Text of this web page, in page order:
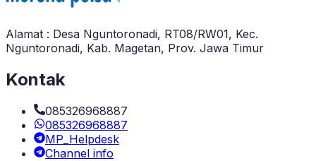
Alamat : Desa Nguntoronadi, RT08/RW01, Kec.
Nguntoronadi, Kab. Magetan, Prov. Jawa Timur
Kontak
085326968887
085326968887
MP_Helpdesk
Channel info